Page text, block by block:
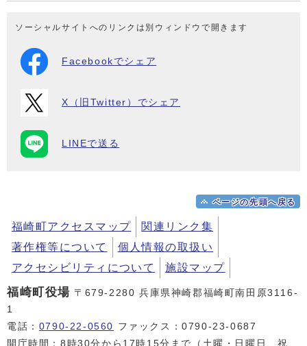
ソーシャルサイトへのリンクは別ウィンドウで開きます
Facebookでシェア
X（旧Twitter）でシェア
LINEで送る
ページの先頭へ戻る
福崎町アクセスマップ
関連リンク集
著作権等について
個人情報の取扱い
アクセシビリティについて
施設マップ
福崎町役場 〒679-2280 兵庫県神崎郡福崎町南田原3116-
1
電話： 0790-22-0560 ファックス：0790-23-0687
開庁時間：8時30分から17時15分まで（土曜・日曜日、祝